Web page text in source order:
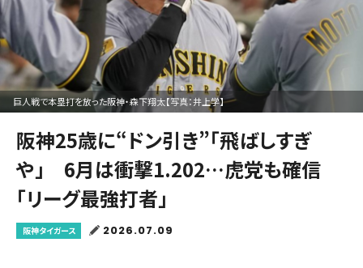
巨人戦で本塁打を放った阪神・森下翔太【写真：井上学】
阪神25歳に“ドン引き”「飛ばしすぎ
や」 6月は衝撃1.202…虎党も確信
「リーグ最強打者」
阪神タイガース 2026.07.09